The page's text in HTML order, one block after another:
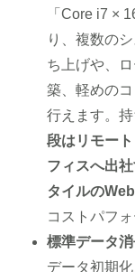
「Core i7 ×
り、複数の
ち上げや、
築、軽めの
行えます。
段はリモー
フィスへ出
タイルの
コストパフ
標準データ消
データ初期